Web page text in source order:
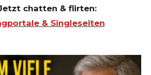
chatten & flirten:
& Singleseiten